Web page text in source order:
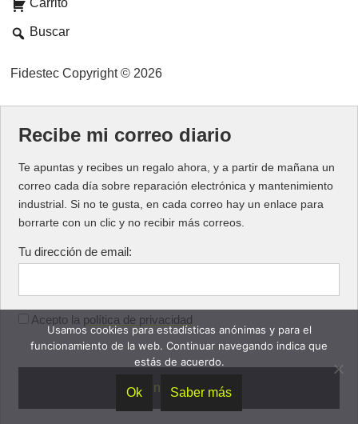
Buscar
Fidestec Copyright © 2026
Recibe mi correo diario
Te apuntas y recibes un regalo ahora, y a partir de mañana un
correo cada día sobre reparación electrónica y mantenimiento
industrial. Si no te gusta, en cada correo hay un enlace para
borrarte con un clic y no recibir más correos.
Tu dirección de email:
Acepto la política de privacidad
Usamos cookies para estadísticas anónimas y para el
funcionamiento de la web. Continuar navegando indica que
estás de acuerdo.
Ok Saber más